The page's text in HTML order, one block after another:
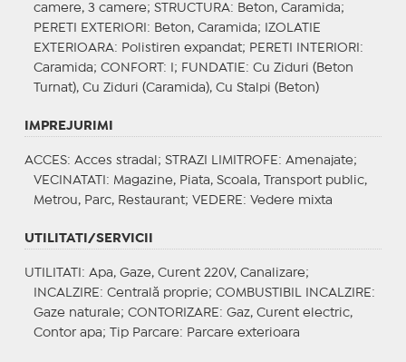
camere, 3 camere; STRUCTURA: Beton, Caramida;
PERETI EXTERIORI : Beton, Caramida;
IZOLATIE
EXTERIOARA: Polistiren expandat; PERETI INTERIORI :
Caramida; CONFORT : I; FUNDATIE : Cu Ziduri (Beton
Turnat), Cu Ziduri (Caramida), Cu Stalpi (Beton)
IMPREJURIMI
ACCES: Acces stradal; STRAZI LIMITROFE : Amenajate;
VECINATATI : Magazine, Piata, Scoala, Transport public,
Metrou, Parc, Restaurant; VEDERE : Vedere mixta
UTILITATI/SERVICII
UTILITATI : Apa, Gaze, Curent 220V, Canalizare;
INCALZIRE : Centrală proprie; COMBUSTIBIL INCALZIRE :
Gaze naturale; CONTORIZARE : Gaz, Curent electric,
Contor apa;
Tip Parcare: Parcare exterioara